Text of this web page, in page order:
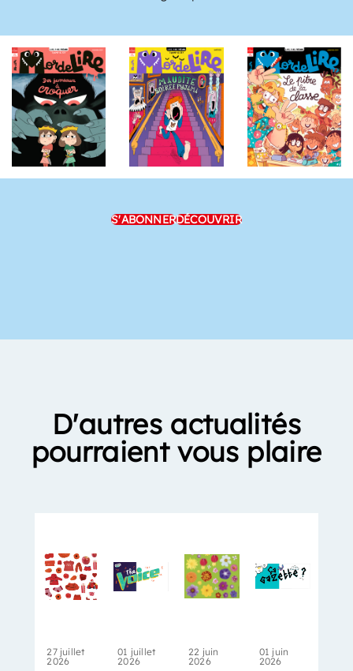
S'ABONNERDÉCOUVRIR
D'autres actualités
pourraient vous plaire
27 juillet
2026
01 juillet
2026
22 juin
2026
01 juin
2026